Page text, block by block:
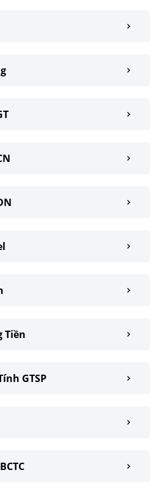
Tiền
GTSP